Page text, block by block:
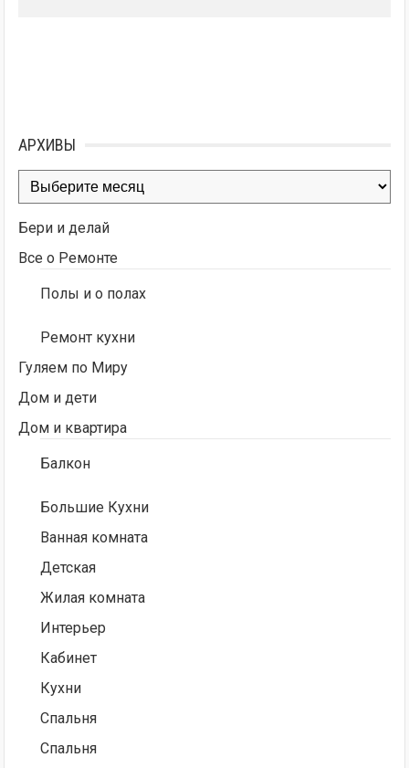
АРХИВЫ
Архивы
Бери и делай
Все о Ремонте
Полы и о полах
Ремонт кухни
Гуляем по Миру
Дом и дети
Дом и квартира
Балкон
Большие Кухни
Ванная комната
Детская
Жилая комната
Интерьер
Кабинет
Кухни
Спальня
Спальня